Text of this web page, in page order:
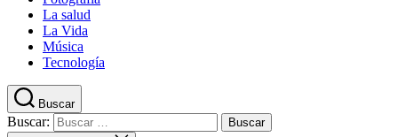
La salud
La Vida
Música
Tecnología
Buscar
Buscar: